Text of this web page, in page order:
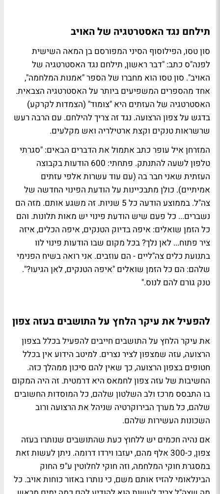
תילחם נגד האסטרטגיה של האויב
סון טסו, הפילוסוף הסיני המפורסם בן המאה השישית
לפנה"ס כתב: "דבר ראשון, תילחם נגד האסטרטגיה של
האויב". סון טסו הוא מחברו של הספר "אמנות המלחמה",
אחד מהספרים המשפיעים ביותר על האסטרטגיה הצבאית.
האסטרטגיה של העזתים היא "צומוד" (הצמדות לקרקע)
בדגש על צפון הרצועה. נגד זה צריך להילחם. עם הרבה רעש
שרשראות טנקים וקצת ארטילריה ואש מקלעים.
המזרחן איל עופר כתב אתמול את הדברים הבאים: "סגרתי
טלפון לשעה להתנתק. פתחתי: 600 הודעות בקבוצה
העזתית שאני חבר בה (עם עוד עשרות אלפי עזתים
אמיתיים). כולן מתבכיינות על הודעת הפינוי החדשה של
צה"ל. בממוצע הודעה כל 5 שניות. זה משגע אותם. מזה הם
נשברים... כל פעם שיש הודעת פינוי יש מאות תלונות. והם
כל הזמן שואלים: איפה בדיוק הטנקים, איפה הכלים, איזה
ציר פתוח... לאן נלך? בכל מקום שבו הודעות פינוי לוו
בתנועת כלים צה"ליים - הם עוזבים. אני רואה בשיח הפנימי
שלהם: הם כל הזמן שואלים "איפה הטנקים, לאן הגיעו?".
טנק גורם להם לנוס."
להפעיל את עיקר הלחץ על התושבים בעזה צפון
את עיקר הלחץ על התושבים חייבים להפעיל בכלל בצפון
הרצועה, עזה שמצפון לציר נצרים. למיטב הידוע אין בכלל
חטופים בצפון הרצועה, כך שאין להם סיכון ממהלך כזה.
החשיבות של עזה צפון לחמאס היא דרמטית. זה היה המקום
בו התבסס מרכז ולב השלטון שלהם, כל המוסדות החשובים
שלהם, כל מערך הבירוקרטיה שניהל את הרצועה ורוב
השכונות העשירות שלהם.
אם נהיה חכמים יש ללחוץ כעת שהתושבים שנותרו בעזה
צפון, כ-300 אלף מהם, יעזבו וירדו דרומה. ניתן לעשות זאת
במסגרת חוקי המלחמה, וזה חוקי לחלוטין ע"פ החוק
הבינלאומי להזיז אותם משם, כי נותרו באזור כוחות אויב. כל